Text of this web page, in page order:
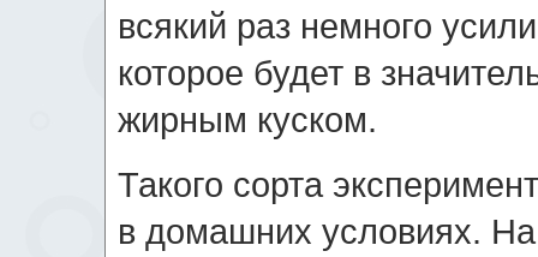
всякий раз немного
которое будет в
жирным куском.
Такого сорта
в домашних условиях.